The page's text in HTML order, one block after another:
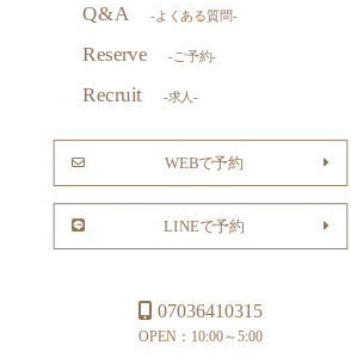
Q&A -よくある質問-
Reserve -ご予約-
Recruit -求人-
WEBで予約
LINEで予約
07036410315
OPEN：10:00～5:00